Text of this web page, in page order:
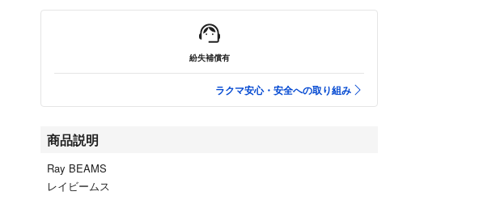
紛失補償有
ラクマ安心・安全への取り組み
商品説明
Ray BEAMS
レイビームス